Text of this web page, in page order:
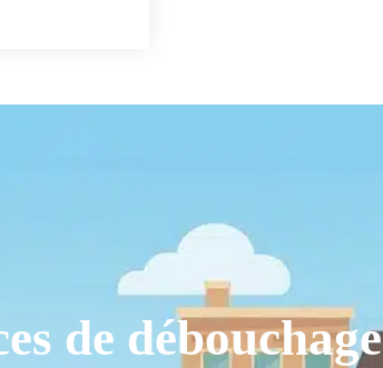
de débouchage